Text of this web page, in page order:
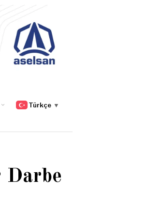
Türkçe ▼
Darbe